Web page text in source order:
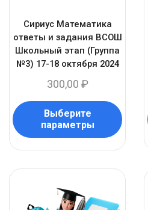
Сириус Математика
ответы и задания ВСОШ
Школьный этап (Группа
№3) 17-18 октября 2024
300,00 ₽
Выберите
параметры